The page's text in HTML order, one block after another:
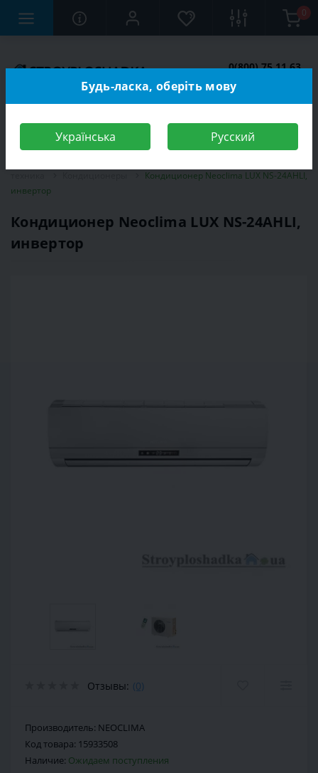
0
0(800) 75 11 63
Кондиционер Neoclima LUX NS-24AHLI,
инвертор
Кондиционер Neoclima LUX NS-24AHLI,
инвертор
Отзывы: (0)
Производитель: NEOCLIMA
Код товара: 15933508
Наличие: Ожидаем поступления
Будь-ласка, оберіть мову
Українська Русский